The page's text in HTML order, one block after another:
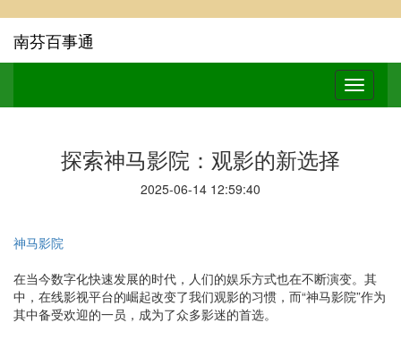
南芬百事通
探索神马影院：观影的新选择
2025-06-14 12:59:40
神马影院
在当今数字化快速发展的时代，人们的娱乐方式也在不断演变。其
中，在线影视平台的崛起改变了我们观影的习惯，而“神马影院”作为
其中备受欢迎的一员，成为了众多影迷的首选。